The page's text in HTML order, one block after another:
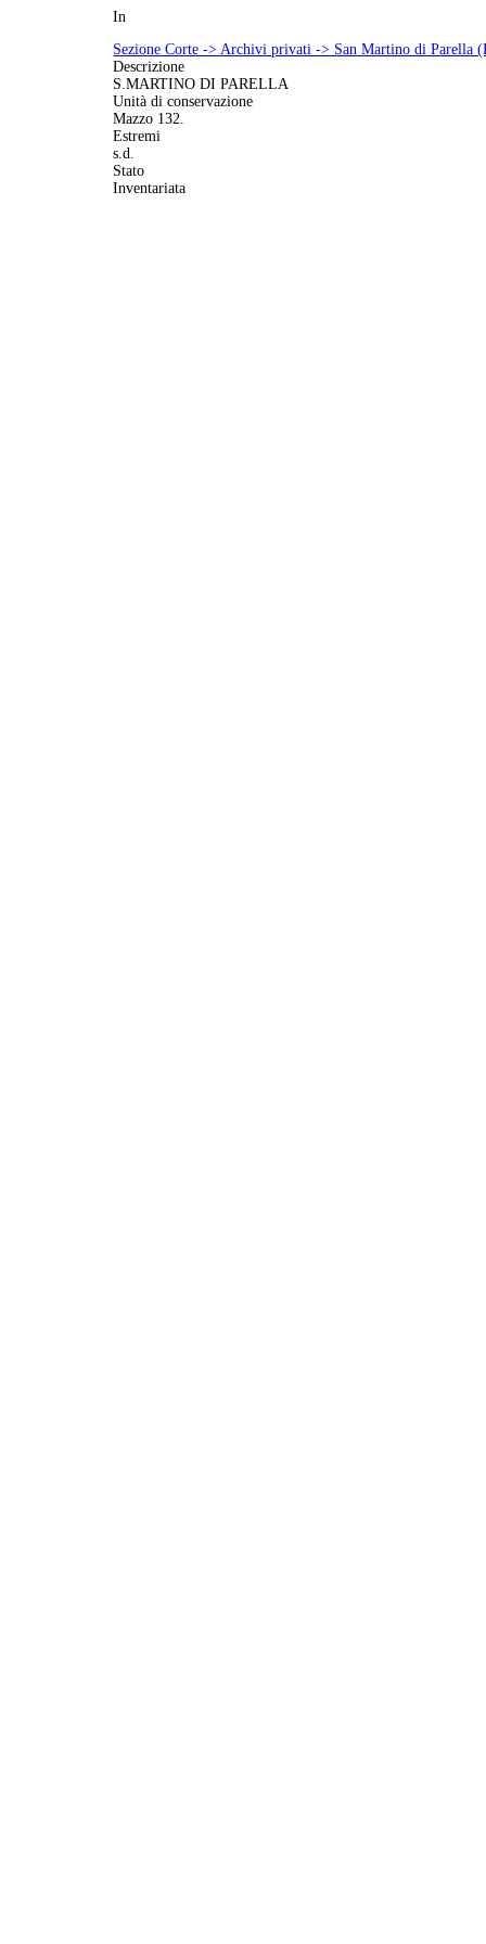
In
Sezione Corte -> Archivi privati -> San Martino di Parella
Descrizione
S.MARTINO DI PARELLA
Unità di conservazione
Mazzo 132.
Estremi
s.d.
Stato
Inventariata